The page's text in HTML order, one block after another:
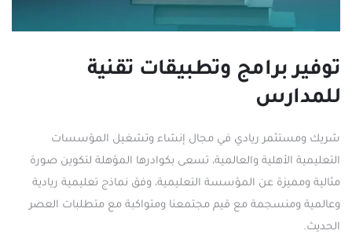
توفير برامج وتطبيقات تقنية
للمدارس
شريك ومستثمر ريادي في مجال إنشاء وتشغيل المؤسسات
التعليمية الأهلية والعالمية، تسعى بكوادرها المؤهلة لتكوين صورة
مثالية ومميزة عن المؤسسة التعليمية، وفق نماذج تعليمية ريادية
وعالمية ومنسجمة مع قيم مجتمعنا ومتواكبة مع متطلبات العصر
الحديث.